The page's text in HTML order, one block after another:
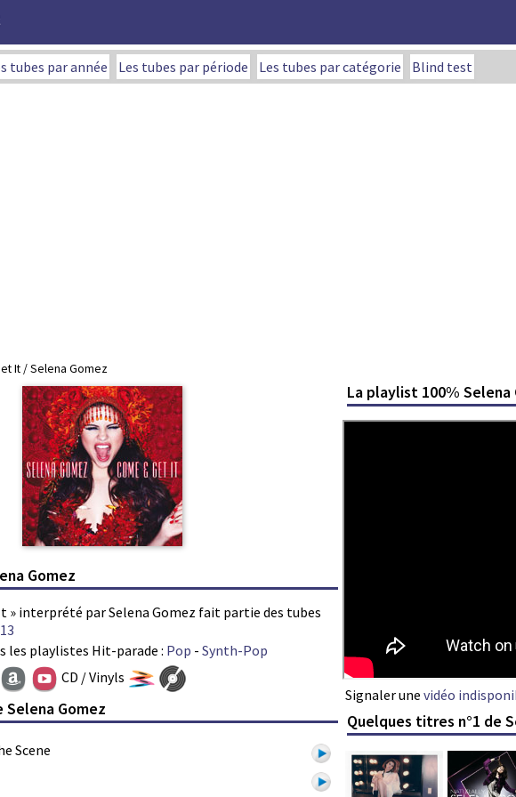
tubes par année Les tubes par période Les tubes par catégorie Blind test
It / Selena Gomez
Gomez
» interprété par Selena Gomez fait partie des tubes
les playlistes Hit-parade : Pop - Synth-Pop
La playlist 100% Selena
Signaler une vidéo
CD / Vinyls
Gomez
Scene
Quelques titres n°1 de